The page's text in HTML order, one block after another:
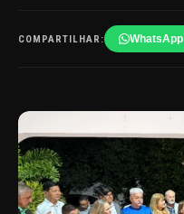
COMPARTILHAR: WhatsApp